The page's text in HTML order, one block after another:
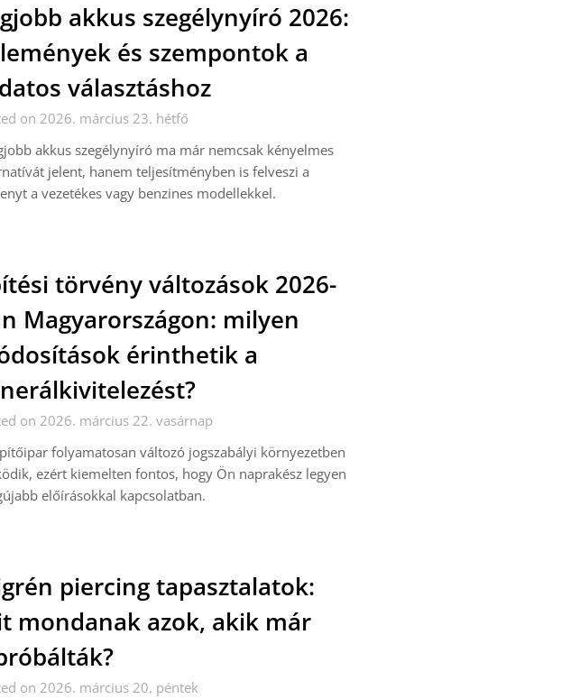
akkus szegélynyíró 2026:
és szempontok a
választáshoz
on 2026. március 23. hétfő
akkus szegélynyíró ma már nemcsak kényelmes
jelent, hanem teljesítményben is felveszi a
a vezetékes vagy benzines modellekkel.
törvény változások 2026-
Magyarországon: milyen
érinthetik a
on 2026. március 22. vasárnap
folyamatosan változó jogszabályi környezetben
ezért kiemelten fontos, hogy Ön naprakész legyen
előírásokkal kapcsolatban.
piercing tapasztalatok:
mondanak azok, akik már
on 2026. március 20. péntek